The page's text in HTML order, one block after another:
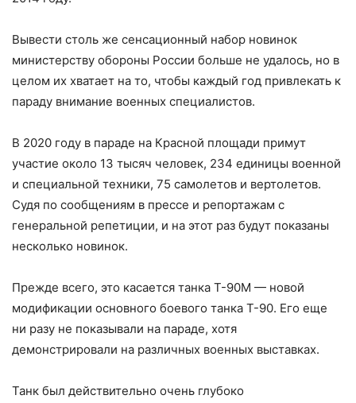
Вывести столь же сенсационный набор новинок
министерству обороны России больше не удалось, но в
целом их хватает на то, чтобы каждый год привлекать к
параду внимание военных специалистов.
В 2020 году в параде на Красной площади примут
участие около 13 тысяч человек, 234 единицы военной
и специальной техники, 75 самолетов и вертолетов.
Судя по сообщениям в прессе и репортажам с
генеральной репетиции, и на этот раз будут показаны
несколько новинок.
Прежде всего, это касается танка Т-90М — новой
модификации основного боевого танка Т-90. Его еще
ни разу не показывали на параде, хотя
демонстрировали на различных военных выставках.
Танк был действительно очень глубоко